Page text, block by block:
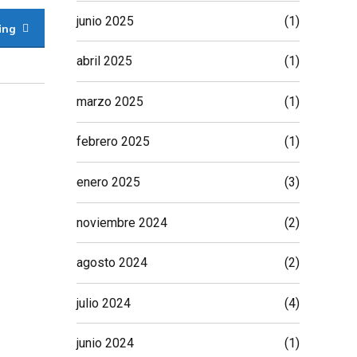
junio 2025 (1)
abril 2025 (1)
marzo 2025 (1)
febrero 2025 (1)
enero 2025 (3)
noviembre 2024 (2)
agosto 2024 (2)
julio 2024 (4)
junio 2024 (1)